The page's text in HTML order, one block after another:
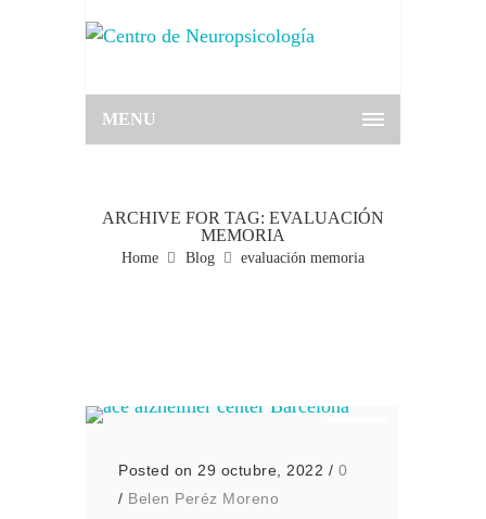
MENU
ARCHIVE FOR TAG: EVALUACIÓN
MEMORIA
Home Blog evaluación memoria
Posted on 29 octubre, 2022 / 0
/ Belen Peréz Moreno